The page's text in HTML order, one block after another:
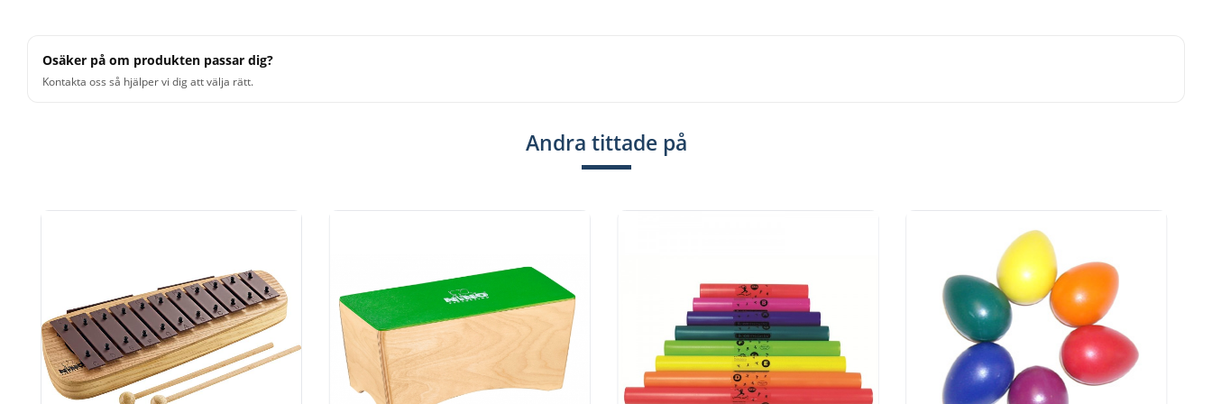
Osäker på om produkten passar dig?
Kontakta oss så hjälper vi dig att välja rätt.
Andra tittade på